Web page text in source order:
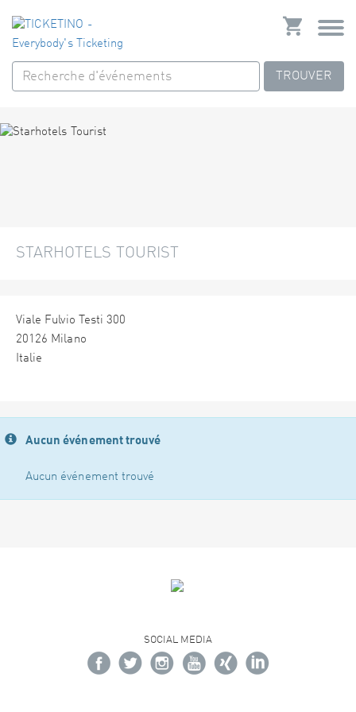
TROUVER
STARHOTELS TOURIST
Viale Fulvio Testi 300
20126 Milano
Italie
Aucun événement trouvé
Aucun événement trouvé
SOCIAL MEDIA